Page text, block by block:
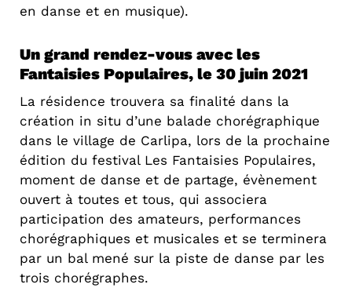
en danse et en musique).
Un grand rendez-vous avec les
Fantaisies Populaires, le 30 juin 2021
La résidence trouvera sa finalité dans la
création in situ d’une balade chorégraphique
dans le village de Carlipa, lors de la prochaine
édition du festival Les Fantaisies Populaires,
moment de danse et de partage, évènement
ouvert à toutes et tous, qui associera
participation des amateurs, performances
chorégraphiques et musicales et se terminera
par un bal mené sur la piste de danse par les
trois chorégraphes.